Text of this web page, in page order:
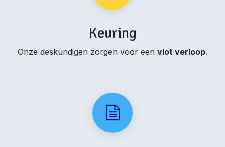
Keuring
Onze deskundigen zorgen voor een vlot verloop.